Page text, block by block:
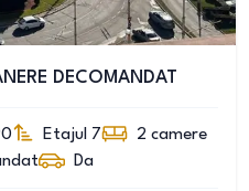
DECOMANDAT
Etajul 7 2 camere
Da